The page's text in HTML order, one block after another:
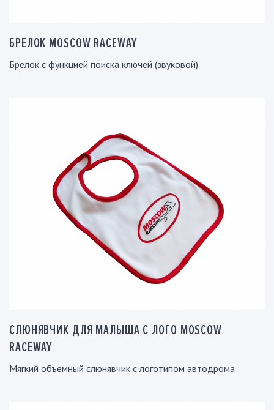
БРЕЛОК MOSCOW RACEWAY
Брелок с функцией поиска ключей (звуковой)
СЛЮНЯВЧИК ДЛЯ МАЛЫША С ЛОГО MOSCOW
RACEWAY
Мягкий объемный слюнявчик с логотипом автодрома